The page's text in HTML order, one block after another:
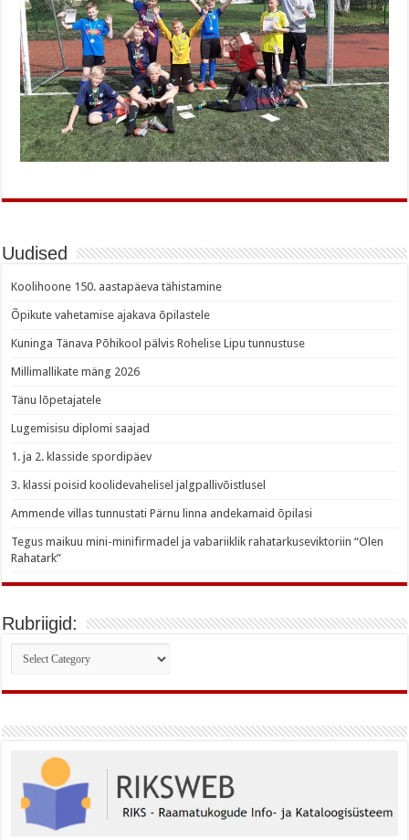
Uudised
Koolihoone 150. aastapäeva tähistamine
Õpikute vahetamise ajakava õpilastele
Kuninga Tänava Põhikool pälvis Rohelise Lipu tunnustuse
Millimallikate mäng 2026
Tänu lõpetajatele
Lugemisisu diplomi saajad
1. ja 2. klasside spordipäev
3. klassi poisid koolidevahelisel jalgpallivõistlusel
Ammende villas tunnustati Pärnu linna andekamaid õpilasi
Tegus maikuu mini-minifirmadel ja vabariiklik rahatarkuseviktoriin “Olen
Rahatark”
Rubriigid:
Rubriigid: